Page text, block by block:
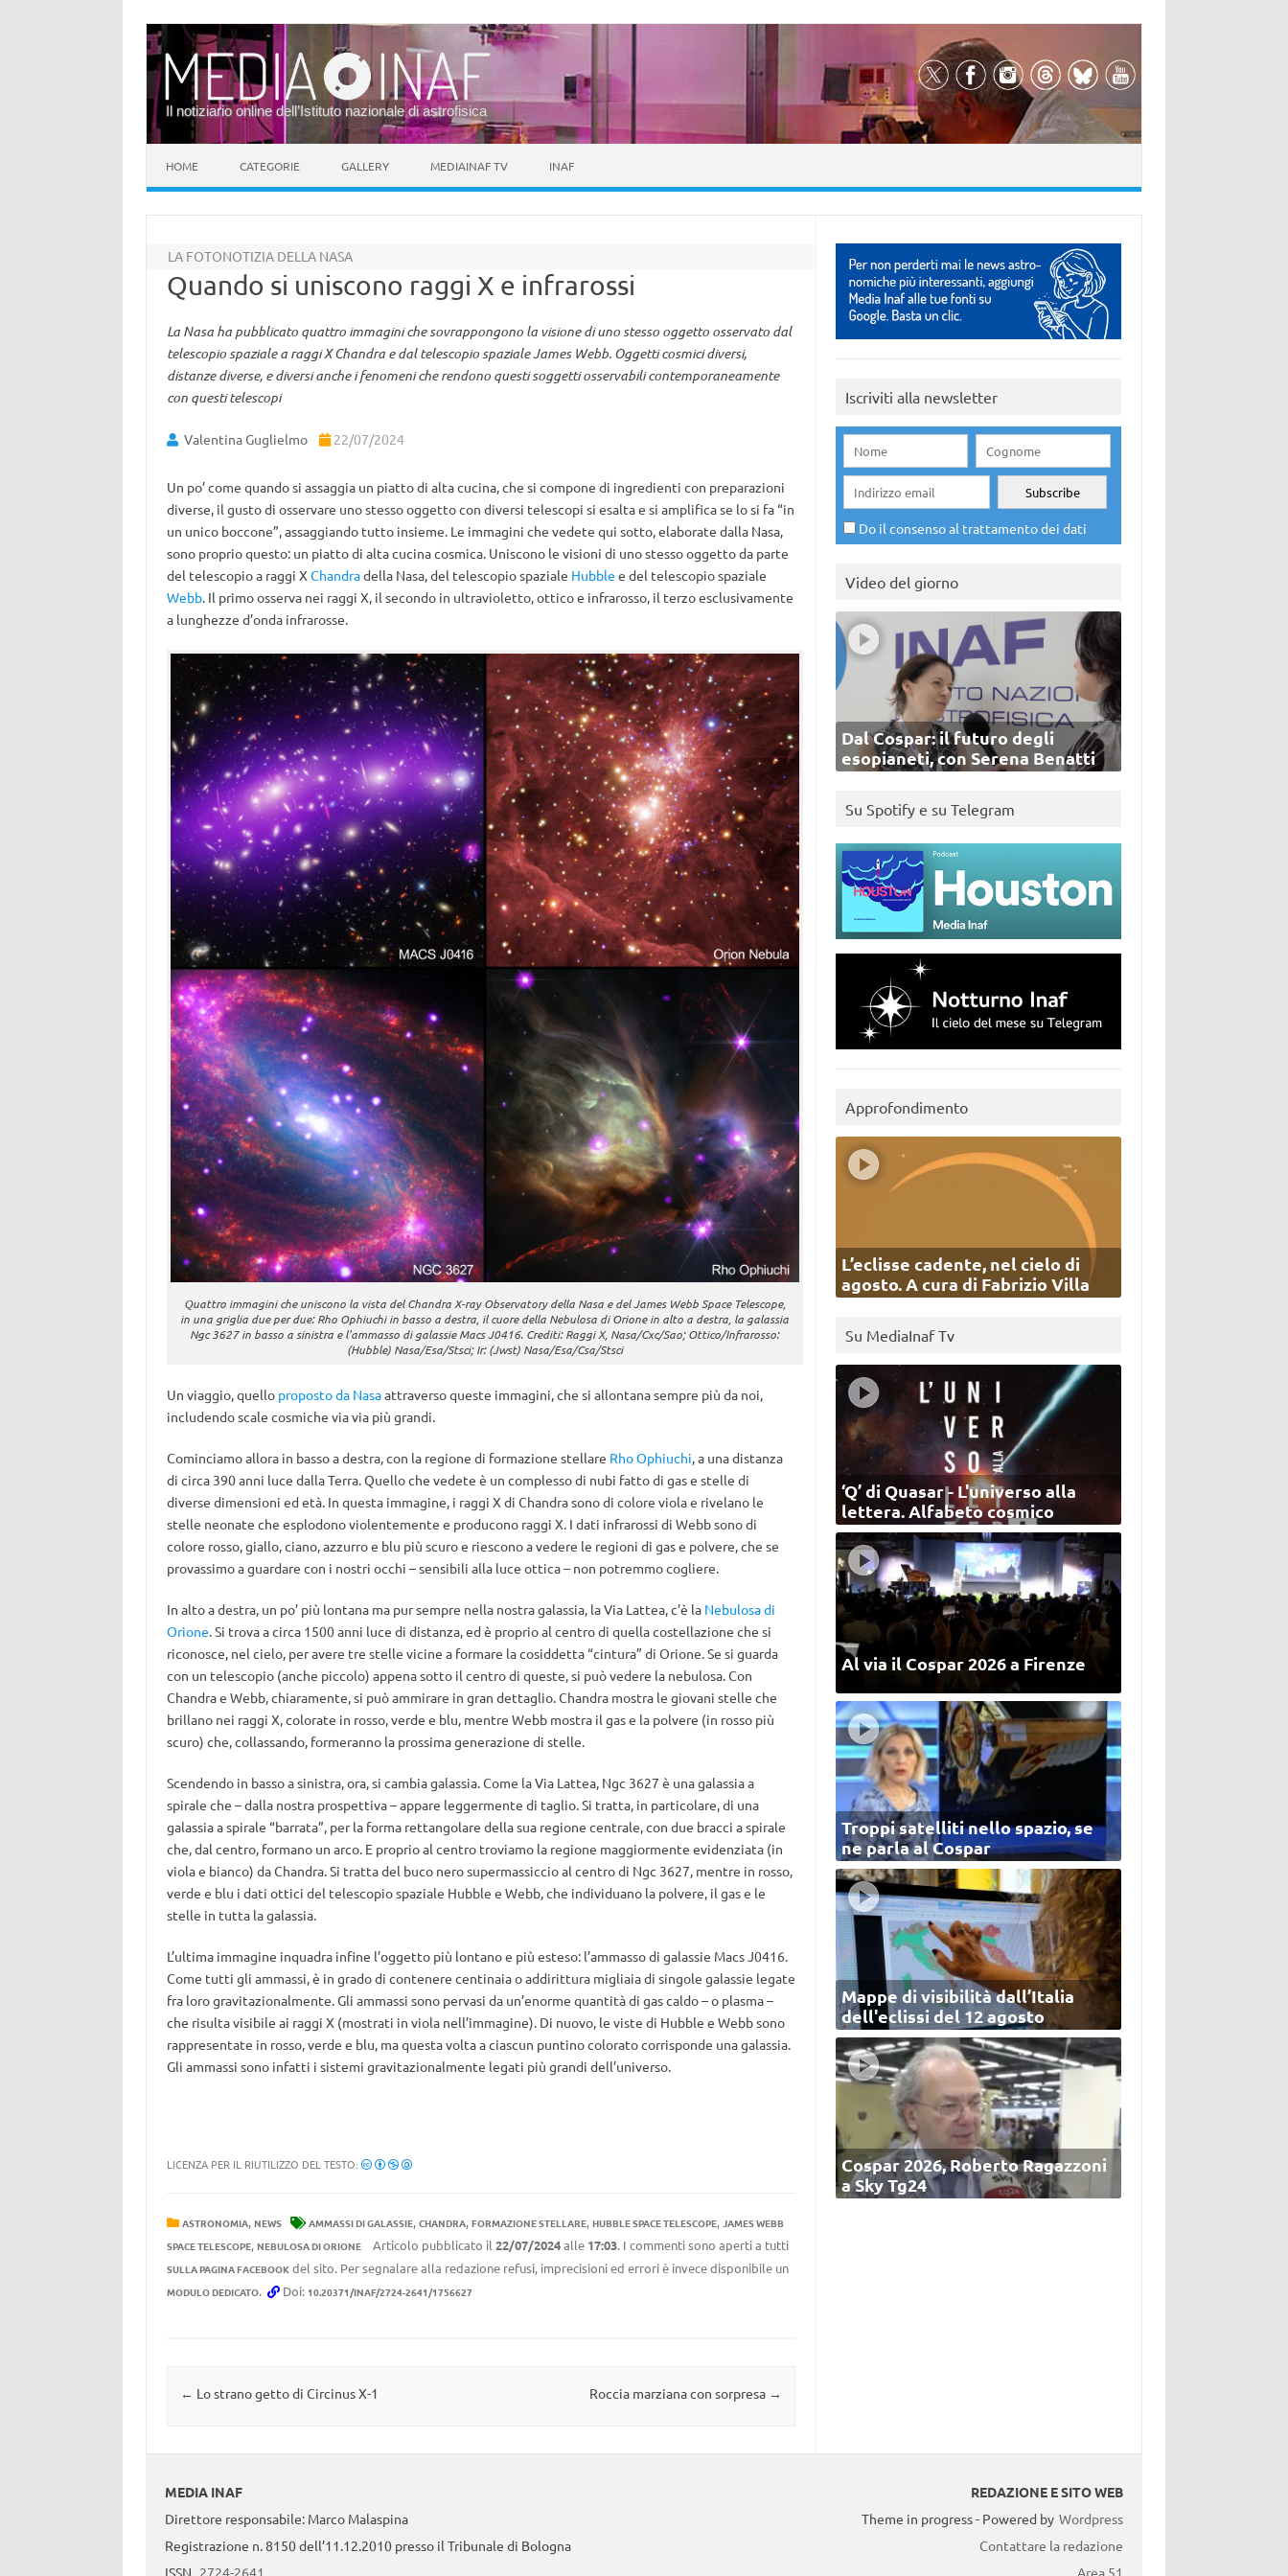
Il notiziario online dell’Istituto nazionale di astrofisica
HOME CATEGORIE GALLERY MEDIAINAF TV INAF
LA FOTONOTIZIA DELLA NASA
Quando si uniscono raggi X e infrarossi
La Nasa ha pubblicato quattro immagini che sovrappongono la visione di uno stesso oggetto osservato dal
telescopio spaziale a raggi X Chandra e dal telescopio spaziale James Webb. Oggetti cosmici diversi,
distanze diverse, e diversi anche i fenomeni che rendono questi soggetti osservabili contemporaneamente
con questi telescopi
Valentina Guglielmo 22/07/2024
Un po’ come quando si assaggia un piatto di alta cucina, che si compone di ingredienti con preparazioni
diverse, il gusto di osservare uno stesso oggetto con diversi telescopi si esalta e si amplifica se lo si fa “in
un unico boccone”, assaggiando tutto insieme. Le immagini che vedete qui sotto, elaborate dalla Nasa,
sono proprio questo: un piatto di alta cucina cosmica. Uniscono le visioni di uno stesso oggetto da parte
del telescopio a raggi X Chandradella Nasa, del telescopio spaziale Hubble e del telescopio spaziale
Webb. Il primo osserva nei raggi X, il secondo in ultravioletto, ottico e infrarosso, il terzo esclusivamente
a lunghezze d’onda infrarosse.
Quattro immagini che uniscono la vista del Chandra X-ray Observatory della Nasa e del James Webb Space Telescope,
in una griglia due per due: Rho Ophiuchi in basso a destra, il cuore della Nebulosa di Orione in alto a destra, la galassia
Ngc 3627 in basso a sinistra e l’ammasso di galassie Macs J0416. Crediti: Raggi X, Nasa/Cxc/Sao; Ottico/Infrarosso:
(Hubble) Nasa/Esa/Stsci; Ir: (Jwst) Nasa/Esa/Csa/Stsci
Un viaggio, quello proposto da Nasaattraverso queste immagini, che si allontana sempre più da noi,
includendo scale cosmiche via via più grandi.
Cominciamo allora in basso a destra, con la regione di formazione stellare Rho Ophiuchi, a una distanza
di circa 390 anni luce dalla Terra. Quello che vedete è un complesso di nubi fatto di gas e stelle di
diverse dimensioni ed età. In questa immagine, i raggi X di Chandra sono di colore viola e rivelano le
stelle neonate che esplodono violentemente e producono raggi X. I dati infrarossi di Webb sono di
colore rosso, giallo, ciano, azzurro e blu più scuro e riescono a vedere le regioni di gas e polvere, che se
provassimo a guardare con i nostri occhi – sensibili alla luce ottica – non potremmo cogliere.
In alto a destra, un po’ più lontana ma pur sempre nella nostra galassia, la Via Lattea, c’è la Nebulosa di
Orione. Si trova a circa 1500 anni luce di distanza, ed è proprio al centro di quella costellazione che si
riconosce, nel cielo, per avere tre stelle vicine a formare la cosiddetta “cintura” di Orione. Se si guarda
con un telescopio (anche piccolo) appena sotto il centro di queste, si può vedere la nebulosa. Con
Chandra e Webb, chiaramente, si può ammirare in gran dettaglio. Chandra mostra le giovani stelle che
brillano nei raggi X, colorate in rosso, verde e blu, mentre Webb mostra il gas e la polvere (in rosso più
scuro) che, collassando, formeranno la prossima generazione di stelle.
Scendendo in basso a sinistra, ora, si cambia galassia. Come la Via Lattea, Ngc 3627 è una galassia a
spirale che – dalla nostra prospettiva – appare leggermente di taglio. Si tratta, in particolare, di una
galassia a spirale “barrata”, per la forma rettangolare della sua regione centrale, con due bracci a spirale
che, dal centro, formano un arco. E proprio al centro troviamo la regione maggiormente evidenziata (in
viola e bianco) da Chandra. Si tratta del buco nero supermassiccio al centro di Ngc 3627, mentre in rosso,
verde e blu i dati ottici del telescopio spaziale Hubble e Webb, che individuano la polvere, il gas e le
stelle in tutta la galassia.
L’ultima immagine inquadra infine l’oggetto più lontano e più esteso: l’ammasso di galassie Macs J0416.
Come tutti gli ammassi, è in grado di contenere centinaia o addirittura migliaia di singole galassie legate
fra loro gravitazionalmente. Gli ammassi sono pervasi da un’enorme quantità di gas caldo – o plasma –
che risulta visibile ai raggi X (mostrati in viola nell’immagine). Di nuovo, le viste di Hubble e Webb sono
rappresentate in rosso, verde e blu, ma questa volta a ciascun puntino colorato corrisponde una galassia.
Gli ammassi sono infatti i sistemi gravitazionalmente legati più grandi dell’universo.
LICENZA PER IL RIUTILIZZO DEL TESTO:
ASTRONOMIA, NEWS AMMASSI DI GALASSIE, CHANDRA, FORMAZIONE STELLARE, HUBBLE SPACE TELESCOPE, JAMES WEBB
SPACE TELESCOPE, NEBULOSA DI ORIONE Articolo pubblicato il 22/07/2024alle 17:03. I commenti sono aperti a tutti
SULLA PAGINA FACEBOOKdel sito. Per segnalare alla redazione refusi, imprecisioni ed errori è invece disponibile un
MODULO DEDICATO. Doi: 10.20371/INAF/2724-2641/1756627
Navigazione articolo
← Lo strano getto di Circinus X-1 Roccia marziana con sorpresa →
Iscriviti alla newsletter
Do il consenso al trattamento dei dati
Video del giorno
Dal Cospar: il futuro degli
esopianeti, con Serena Benatti
Su Spotify e su Telegram
Approfondimento
L’eclisse cadente, nel cielo di
agosto. A cura di Fabrizio Villa
Su MediaInaf Tv
‘Q’ di Quasar - L'universo alla
lettera. Alfabeto cosmico
Al via il Cospar 2026 a Firenze
Troppi satelliti nello spazio, se
ne parla al Cospar
Mappe di visibilità dall’Italia
dell'eclissi del 12 agosto
Cospar 2026, Roberto Ragazzoni
a Sky Tg24
MEDIA INAF
Direttore responsabile: Marco Malaspina
Registrazione n. 8150 dell’11.12.2010 presso il Tribunale di Bologna
ISSN 2724-2641
REDAZIONE E SITO WEB
Theme in progress - Powered by Wordpress
Contattare la redazione
Area 51